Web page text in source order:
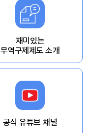
재미있는
무역구제제도 소개
공식 유튜브 채널